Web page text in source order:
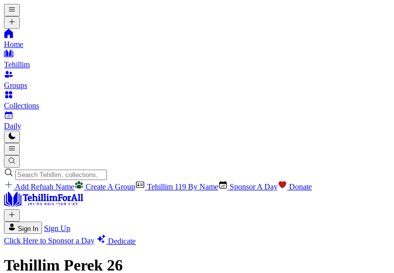
Home
Tehillim
Groups
Collections
Daily
Add Refuah Name Create A Group Tehillim 119 By Name Sponsor A Day Donate
Sign In
Sign Up
Click Here to Sponsor a Day
Dedicate
Tehillim Perek 26